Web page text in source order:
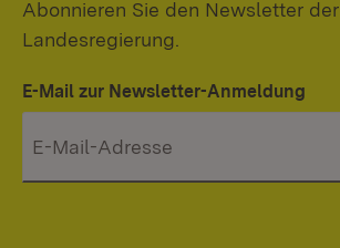
Abonnieren Sie den Newsletter der
Landesregierung.
E-Mail zur Newsletter-Anmeldung